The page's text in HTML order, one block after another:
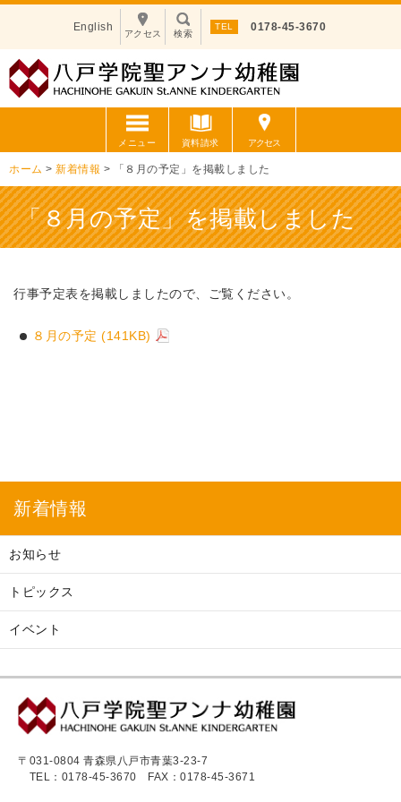
0178-45-3670
検索
English
アクセス
メニュー 資料請求 アクセス
ホーム > 新着情報 > 「８月の予定」を掲載しました
「８月の予定」を掲載しました
行事予定表を掲載しましたので、ご覧ください。
８月の予定 (141KB)
新着情報
お知らせ
トピックス
イベント
〒031-0804 青森県八戸市青葉3-23-7
TEL：0178-45-3670 FAX：0178-45-3671